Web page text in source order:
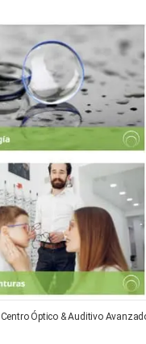
Centro Óptico & Auditivo